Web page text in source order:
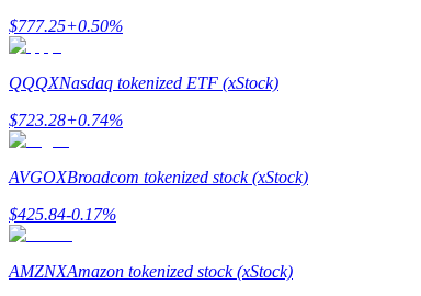
Nasıl kârlı kalabileceğinizi öğrenin
Kazan
$777.25+0.50%
QQQXNasdaq tokenized ETF (xStock)
$723.28+0.74%
AVGOXBroadcom tokenized stock (xStock)
$425.84-0.17%
AMZNXAmazon tokenized stock (xStock)